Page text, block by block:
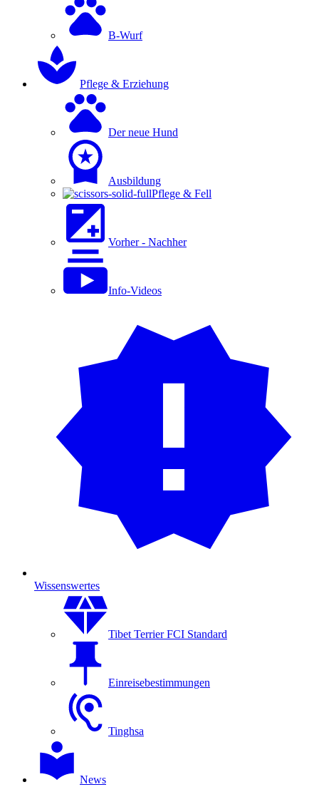
B-Wurf
Pflege & Erziehung
Der neue Hund
Ausbildung
Pflege & Fell
Vorher - Nachher
Info-Videos
Wissenswertes
Tibet Terrier FCI Standard
Einreisebestimmungen
Tinghsa
News